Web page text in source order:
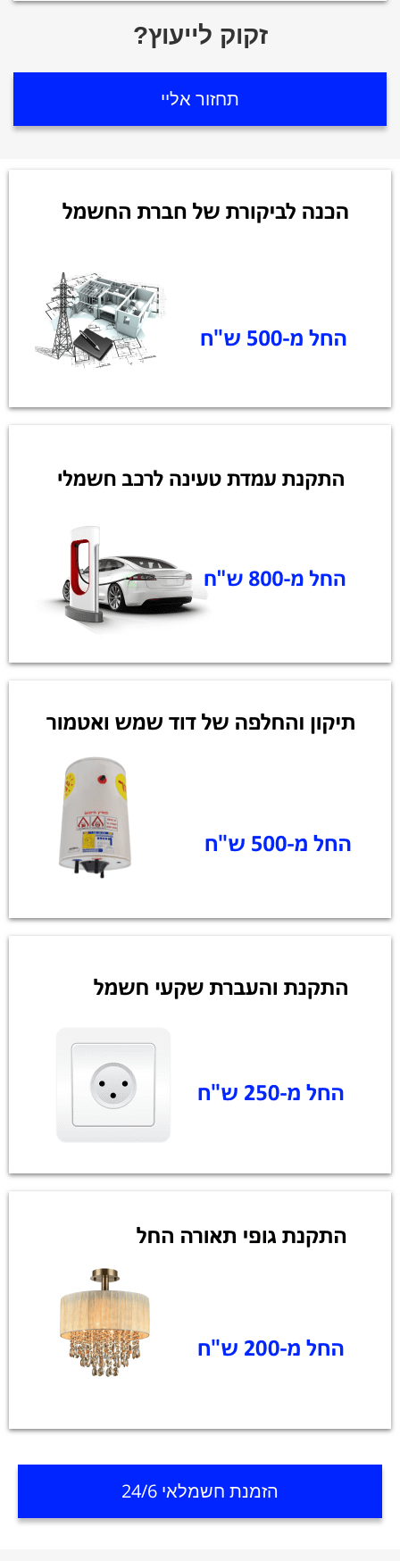
?זקוק לייעוץ
תחזור אליי
הזמנת חשמלאי 24/6